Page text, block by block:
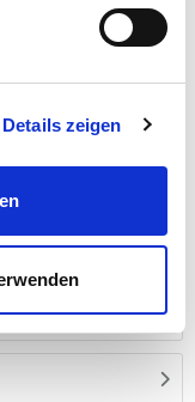
Details zeigen